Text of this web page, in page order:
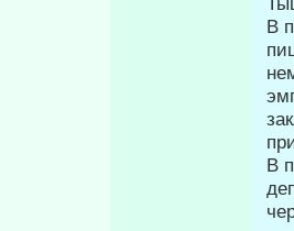
В
В